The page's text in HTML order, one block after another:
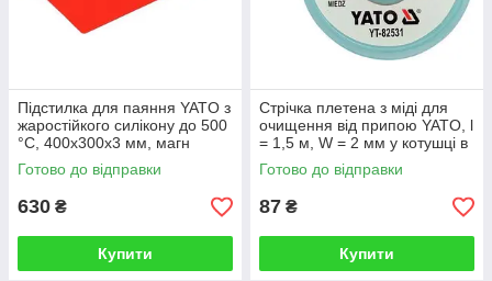
Підстилка для паяння YATO з
жаростійкого силікону до 500
°C, 400х300х3 мм, магн
стрічка 395х57 мм
Готово до відправки
630 ₴
Купити
Стрічка плетена з міді для
очищення від припою YATO, l
= 1,5 м, W = 2 мм у котушці в
корпусі
Готово до відправки
87 ₴
Купити